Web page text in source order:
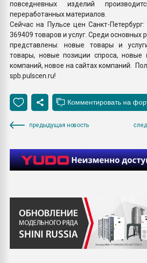
повседневных изделий
переработанных материалов.
Сейчас на Пульсе цен Санкт-
369409 товаров и услуг. Среди основных
представлены: новые товары и
товары, новые позиции спроса, новые
компаний, новое на сайтах компаний.
spb.pulscen.ru!
предыдущая новость